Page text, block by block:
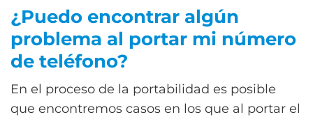
¿Puedo encontrar algún
problema al portar mi número
de teléfono?
En el proceso de la portabilidad es posible
que encontremos casos en los que al portar el